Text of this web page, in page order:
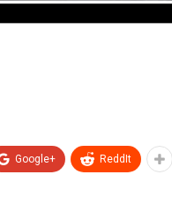
Google+ ReddIt